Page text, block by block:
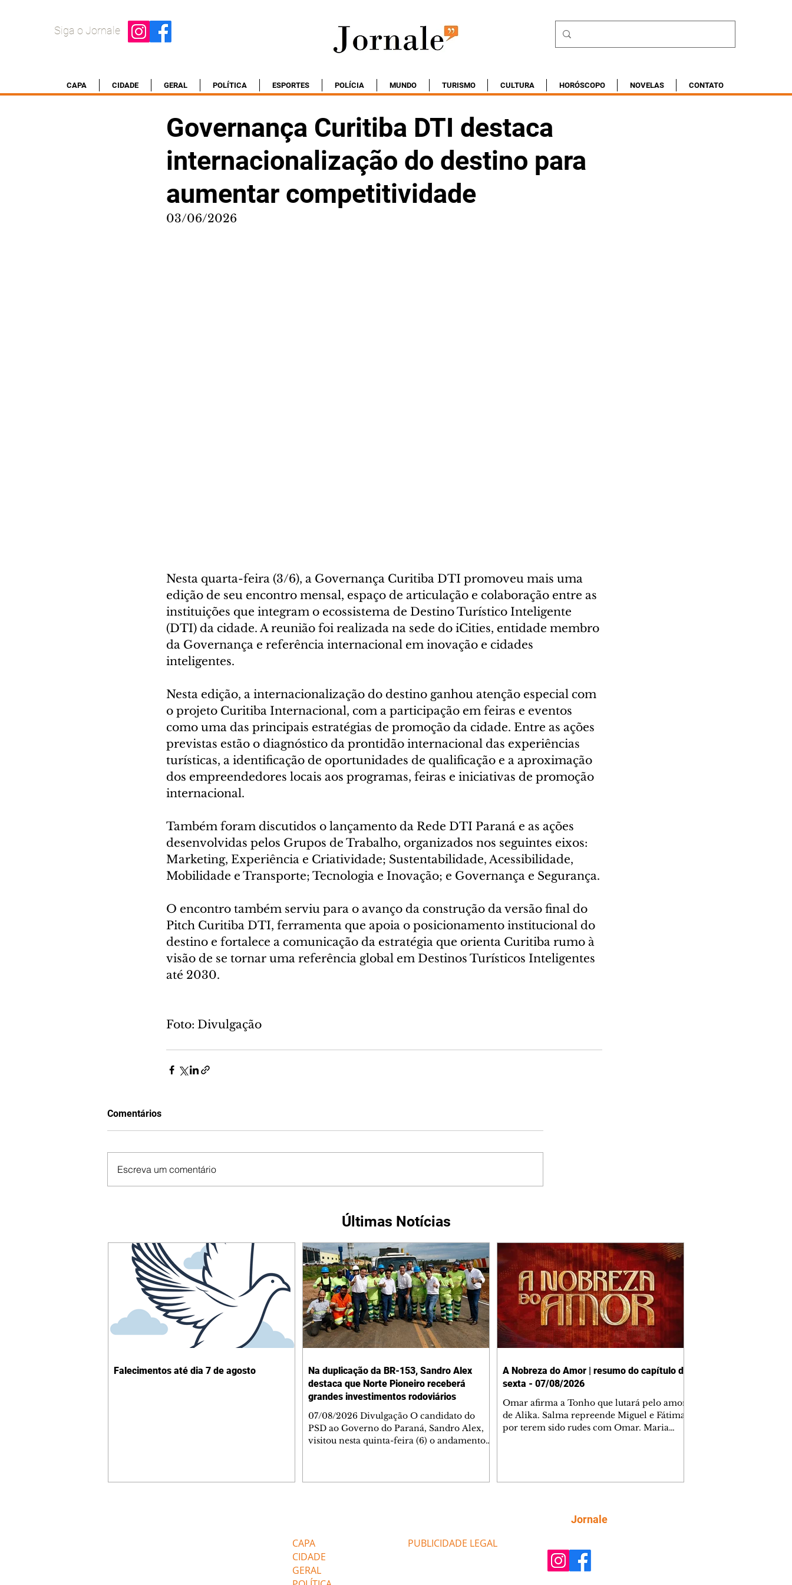
Siga o Jornale
CAPA CIDADE GERAL POLÍTICA ESPORTES POLÍCIA MUNDO TURISMO CULTURA HORÓSCOPO NOVELAS CONTATO
Governança Curitiba DTI destaca
internacionalização do destino para
aumentar competitividade
03/06/2026
Nesta quarta-feira (3/6), a Governança Curitiba DTI promoveu mais uma
edição de seu encontro mensal, espaço de articulação e colaboração entre as
instituições que integram o ecossistema de Destino Turístico Inteligente
(DTI) da cidade. A reunião foi realizada na sede do iCities, entidade membro
da Governança e referência internacional em inovação e cidades
inteligentes.
Nesta edição, a internacionalização do destino ganhou atenção especial com
o projeto Curitiba Internacional, com a participação em feiras e eventos
como uma das principais estratégias de promoção da cidade. Entre as ações
previstas estão o diagnóstico da prontidão internacional das experiências
turísticas, a identificação de oportunidades de qualificação e a aproximação
dos empreendedores locais aos programas, feiras e iniciativas de promoção
internacional.
Também foram discutidos o lançamento da Rede DTI Paraná e as ações
desenvolvidas pelos Grupos de Trabalho, organizados nos seguintes eixos:
Marketing, Experiência e Criatividade; Sustentabilidade, Acessibilidade,
Mobilidade e Transporte; Tecnologia e Inovação; e Governança e Segurança.
O encontro também serviu para o avanço da construção da versão final do
Pitch Curitiba DTI, ferramenta que apoia o posicionamento institucional do
destino e fortalece a comunicação da estratégia que orienta Curitiba rumo à
visão de se tornar uma referência global em Destinos Turísticos Inteligentes
até 2030.
Foto: Divulgação
Comentários
Escreva um comentário
Últimas Notícias
Falecimentos até dia 7 de agosto
Na duplicação da BR-153, Sandro Alex
destaca que Norte Pioneiro receberá
grandes investimentos rodoviários
07/08/2026 Divulgação O candidato do
PSD ao Governo do Paraná, Sandro Alex,
visitou nesta quinta-feira (6) o andamento
duplicação contempla 50,6 quilômetros da
rodovia e recebe investimento de
A Nobreza do Amor | resumo do capítulo de
sexta - 07/08/2026
Omar afirma a Tonho que lutará pelo amor
de Alika. Salma repreende Miguel e Fátima
por terem sido rudes com Omar. Maria
desconfianças de Jendal, que sonda Pascoal
sobre seu conselheiro. Chinua sugere que
CAPA
CIDADE
GERAL
PUBLICIDADE LEGAL
Jornale